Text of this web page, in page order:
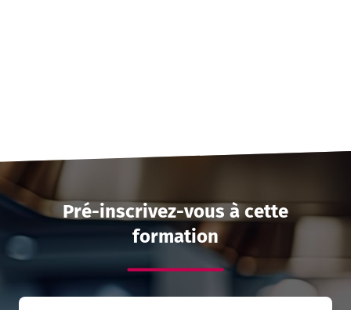
Pré-inscrivez-vous à cette
formation